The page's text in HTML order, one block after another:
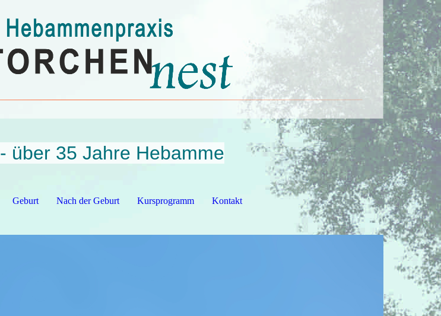
- über 35 Jahre Hebamme
Geburt Nach der Geburt Kursprogramm Kontakt